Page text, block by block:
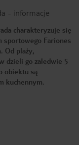
- informacje
charakteryzuje się
sportowego Fariones
Od plaży,
dzieli go zaledwie 5
obiektu są
kuchennym.